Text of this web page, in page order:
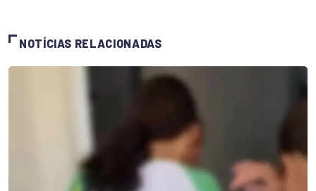
NOTÍCIAS RELACIONADAS